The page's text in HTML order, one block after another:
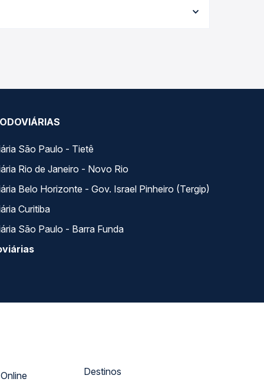
em tempo real e garante a melhor oferta
São Paulo - Tietê
Rio de Janeiro - Novo Rio
Belo Horizonte - Gov. Israel Pinheiro (Tergip)
Curitiba
São Paulo - Barra Funda
Atendimento Online
Destinos